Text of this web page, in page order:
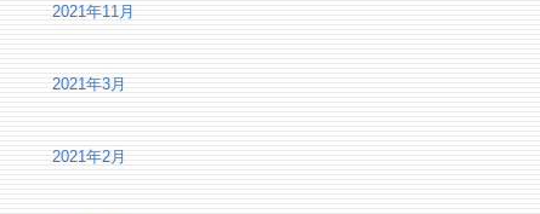
2021年11月
2021年3月
2021年2月